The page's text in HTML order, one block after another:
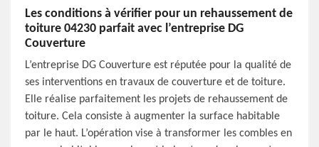
Les conditions à vérifier pour un rehaussement de
toiture 04230 parfait avec l’entreprise DG
Couverture
L’entreprise DG Couverture est réputée pour la qualité de
ses interventions en travaux de couverture et de toiture.
Elle réalise parfaitement les projets de rehaussement de
toiture. Cela consiste à augmenter la surface habitable
par le haut. L’opération vise à transformer les combles en